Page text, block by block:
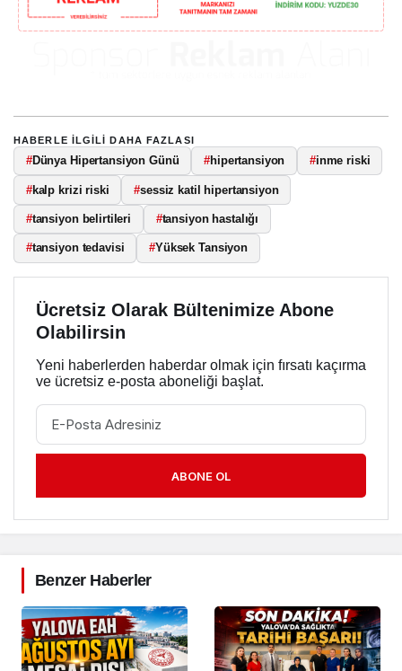
HABERLE ILGILI DAHA FAZLASI
#Dünya Hipertansiyon Günü #hipertansiyon #inme riski
#kalp krizi riski #sessiz katil hipertansiyon
#tansiyon belirtileri #tansiyon hastalığı
#tansiyon tedavisi #Yüksek Tansiyon
Ücretsiz Olarak Bültenimize Abone
Olabilirsin
Yeni haberlerden haberdar olmak için fırsatı kaçırma
ve ücretsiz e-posta aboneliği başlat.
ABONE OL
Benzer Haberler